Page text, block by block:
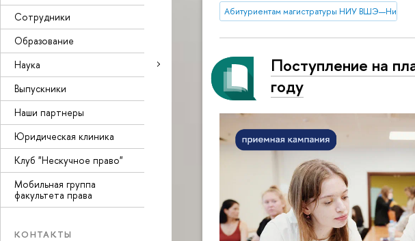
Сотрудники
Образование
Наука
Выпускники
Наши партнеры
Юридическая клиника
Клуб "Нескучное право"
Мобильная группа
факультета права
КОНТАКТЫ
Абитуриентам магистратуры НИУ ВШЭ—Нижний
Поступление на
году